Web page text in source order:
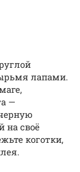
лапами.
—
на своё
коготки,